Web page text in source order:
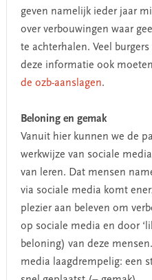
geven namelijk ieder jaar
over verbouwingen waar
te achterhalen. Veel
deze informatie ook
de ozb-aanslagen.
Beloning en gemak
Vanuit hier kunnen we de
werkwijze van sociale
van leren. Dat mensen
via sociale media komt
plezier aan beleven om
op sociale media en door
beloning) van deze
media laagdrempelig: een